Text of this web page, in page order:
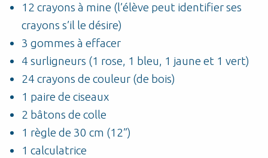
12 crayons à mine (l’élève peut identifier ses
crayons s’il le désire)
3 gommes à effacer
4 surligneurs (1 rose, 1 bleu, 1 jaune et 1 vert)
24 crayons de couleur (de bois)
1 paire de ciseaux
2 bâtons de colle
1 règle de 30 cm (12”)
1 calculatrice